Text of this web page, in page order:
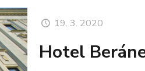
19. 3. 2020
Hotel